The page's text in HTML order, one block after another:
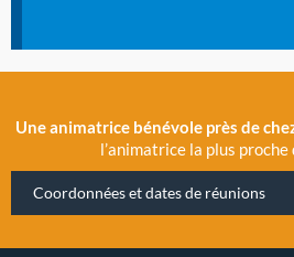
Une animatrice bénévole près de
l’animatrice la plus proche
Coordonnées et dates de réunions